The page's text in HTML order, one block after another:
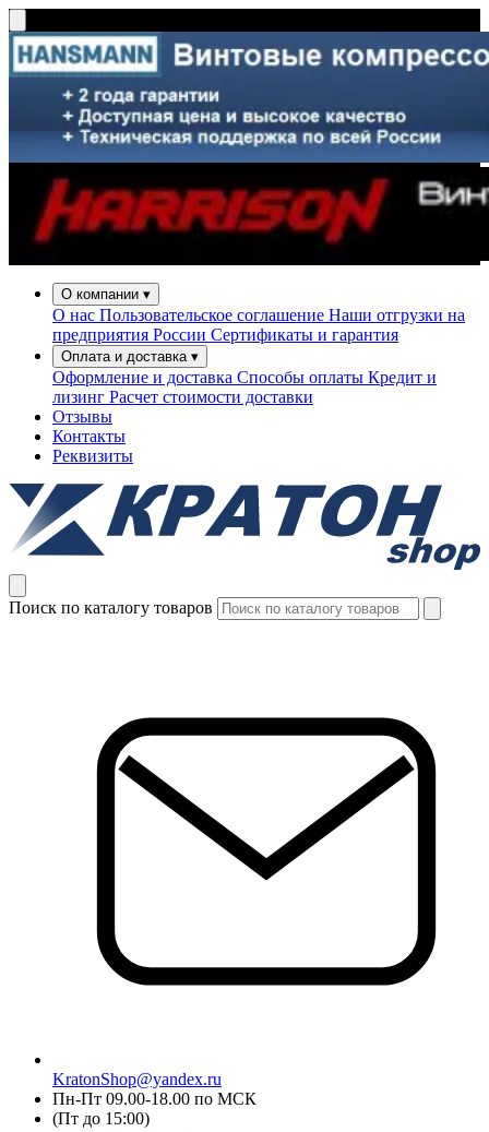
О компании ▾
О нас Пользовательское соглашение Наши отгрузки на
предприятия России Сертификаты и гарантия
Оплата и доставка ▾
Оформление и доставка Способы оплаты Кредит и
лизинг Расчет стоимости доставки
Отзывы
Контакты
Реквизиты
Поиск по каталогу товаров
KratonShop@yandex.ru
Пн-Пт 09.00-18.00 по МСК
(Пт до 15:00)